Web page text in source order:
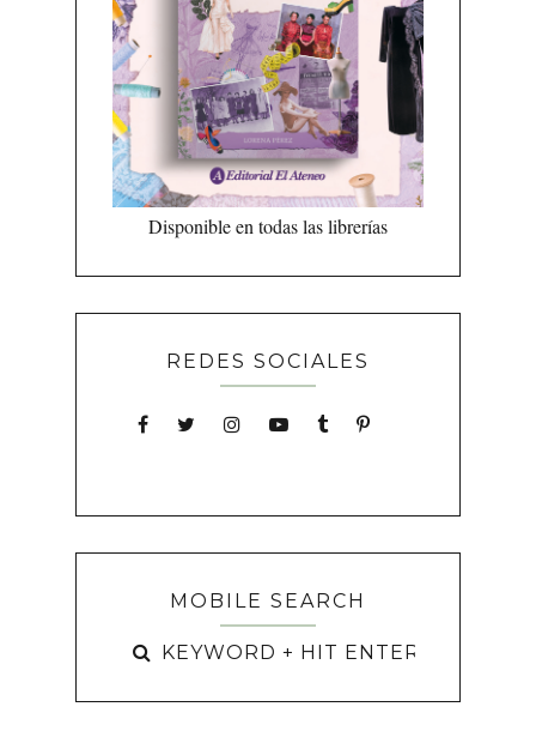
Disponible en todas las librerías
REDES SOCIALES
MOBILE SEARCH